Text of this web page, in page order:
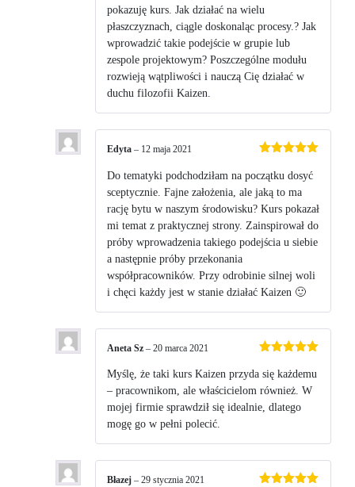
pokazuję kurs. Jak działać na wielu
płaszczyznach, ciągle doskonaląc procesy.? Jak
wprowadzić takie podejście w grupie lub
zespole projektowym? Poszczególne modułu
rozwieją wątpliwości i nauczą Cię działać w
duchu filozofii Kaizen.
na 5
Edyta – 12 maja 2021
Do tematyki podchodziłam na początku dosyć
sceptycznie. Fajne założenia, ale jaką to ma
rację bytu w naszym środowisku? Kurs pokazał
mi temat z praktycznej strony. Zainspirował do
próby wprowadzenia takiego podejścia u siebie
a następnie próby przekonania
współpracowników. Przy odrobinie silnej woli
i chęci każdy jest w stanie działać Kaizen 🙂
na 5
Aneta Sz – 20 marca 2021
Myślę, że taki kurs Kaizen przyda się każdemu
– pracownikom, ale właścicielom również. W
mojej firmie sprawdził się idealnie, dlatego
mogę go w pełni polecić.
Błazej – 29 stycznia 2021